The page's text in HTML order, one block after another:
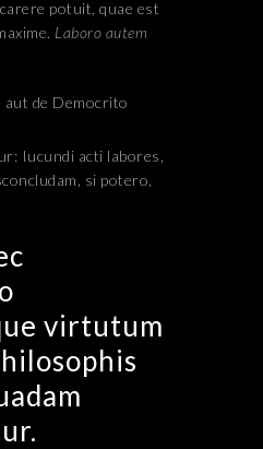
potuit, quae est
Laboro autem
aut de Democrito
Iucundi acti labores,
si potero,
virtutum